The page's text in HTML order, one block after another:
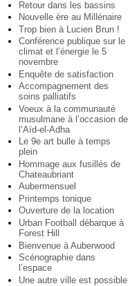
Retour dans les bassins
Nouvelle ère au Millénaire
Trop bien à Lucien Brun !
Conférence publique sur le
climat et l’énergie le 5
novembre
Enquête de satisfaction
Accompagnement des
soins palliatifs
Voeux à la communauté
musulmane à l’occasion de
l’Aïd-el-Adha
Le 9e art bulle à temps
plein
Hommage aux fusillés de
Chateaubriant
Aubermensuel
Printemps tonique
Ouverture de la location
Urban Football débarque à
Forest Hill
Bienvenue à Auberwood
Scénographie dans
l’espace
Une autre ville est possible